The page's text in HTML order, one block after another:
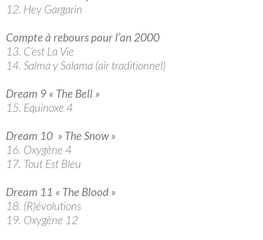
12. Hey Gargarin
Compte à rebours pour l’an 2000
13. C’est La Vie
14. Salma y Salama (air traditionnel)
Dream 9 « The Bell »
15. Equinoxe 4
Dream 10 » The Snow »
16. Oxygène 4
17. Tout Est Bleu
Dream 11 « The Blood »
18. (R)évolutions
19. Oxygène 12